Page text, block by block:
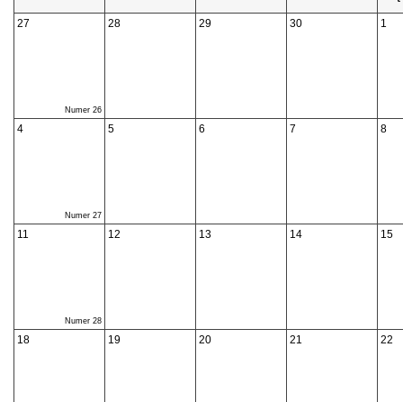
27
Numer 26
28 29 30 1
4
Numer 27
5 6 7 8
11
Numer 28
12 13 14 15
18 19 20 21 22